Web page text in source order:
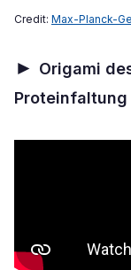
Credit: Max-Planck-
► Origami
Proteinfaltung